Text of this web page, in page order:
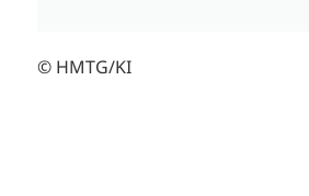
© HMTG/KI